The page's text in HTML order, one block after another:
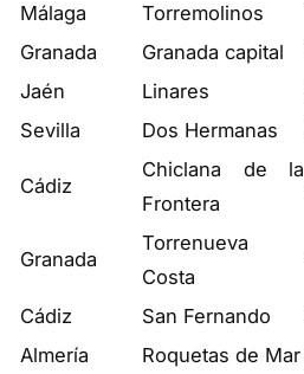
Málaga
Torremolinos
Granada
Granada capital
Jaén
Linares
Sevilla
Dos Hermanas
Cádiz
Chiclana de la
Frontera
Granada
Torrenueva
Costa
Cádiz San Fernando
Almería
Roquetas de Mar